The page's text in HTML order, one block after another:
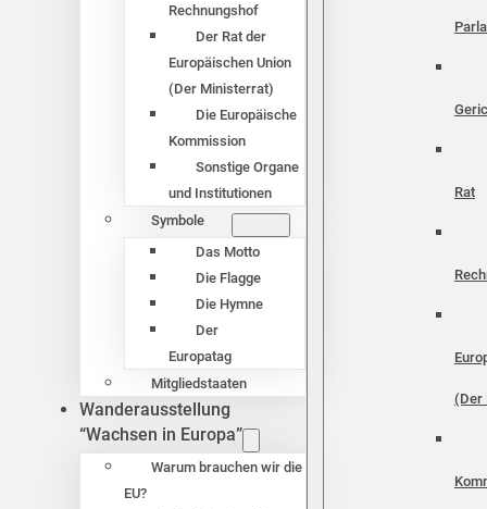
Rechnungshof
Der Rat der
Europäischen Union
(Der Ministerrat)
Die Europäische
Kommission
Sonstige Organe
und Institutionen
Symbole
Das Motto
Die Flagge
Die Hymne
Der
Europatag
Mitgliedstaaten
Wanderausstellung
“Wachsen in Europa”
Warum brauchen wir die
EU?
Rat
(Der